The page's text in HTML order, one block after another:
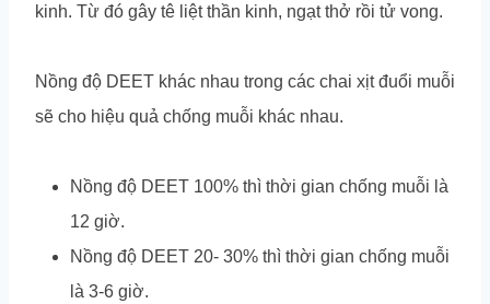
kinh. Từ đó gây tê liệt thần kinh, ngạt thở rồi tử vong.
Nồng độ DEET khác nhau trong các chai xịt đuổi muỗi
sẽ cho hiệu quả chống muỗi khác nhau.
Nồng độ DEET 100% thì thời gian chống muỗi là
12 giờ.
Nồng độ DEET 20- 30% thì thời gian chống muỗi
là 3-6 giờ.